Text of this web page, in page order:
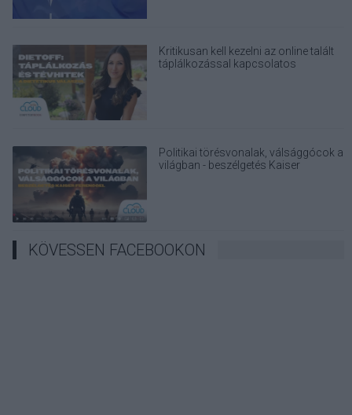
Kritikusan kell kezelni az online talált
táplálkozással kapcsolatos
Politikai törésvonalak, válsággócok a
világban - beszélgetés Kaiser
KÖVESSEN FACEBOOKON